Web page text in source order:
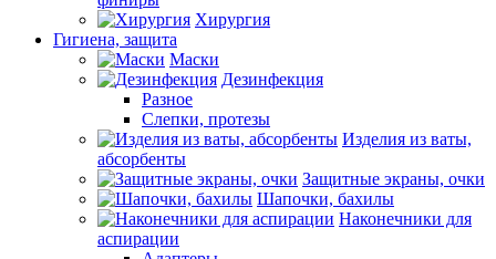
Хирургия
Гигиена, защита
Маски
Дезинфекция
Разное
Слепки, протезы
Изделия из ваты,
абсорбенты
Защитные экраны, очки
Шапочки, бахилы
Наконечники для
аспирации